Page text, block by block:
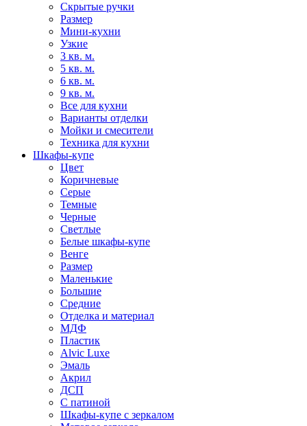
Скрытые ручки
Размер
Мини-кухни
Узкие
3 кв. м.
5 кв. м.
6 кв. м.
9 кв. м.
Все для кухни
Варианты отделки
Мойки и смесители
Техника для кухни
Шкафы-купе
Цвет
Коричневые
Серые
Темные
Черные
Светлые
Белые шкафы-купе
Венге
Размер
Маленькие
Большие
Средние
Отделка и материал
МДФ
Пластик
Alvic Luxe
Эмаль
Акрил
ДСП
С патиной
Шкафы-купе с зеркалом